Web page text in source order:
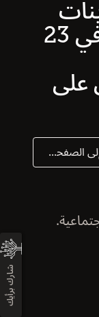
الفصول الدراسية في 23
على
إذهب إلى الصفحة الرئيسة
شارك برأيك